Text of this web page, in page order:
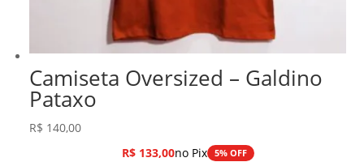
Camiseta Oversized – Galdino
Pataxo
R$ 140,00
R$133,00no Pix 5% OFF